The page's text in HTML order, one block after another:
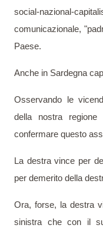
social-nazional-
comunicazionale,
Paese.
Anche in Sardegna
Osservando le
della nostra regione
confermare questo
La destra vince per
per demerito della
Ora, forse, la destra
sinistra che con il